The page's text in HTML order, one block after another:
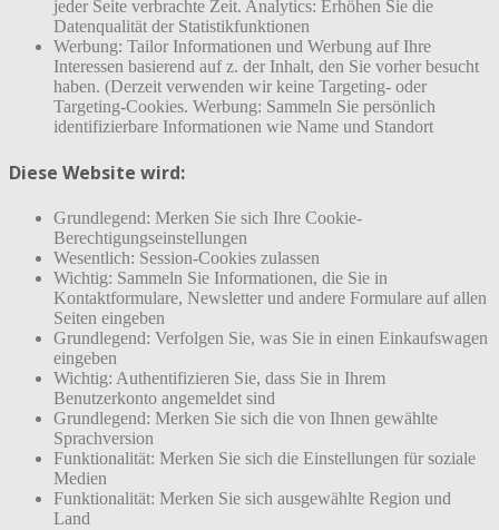
jeder Seite verbrachte Zeit. Analytics: Erhöhen Sie die
Datenqualität der Statistikfunktionen
Werbung: Tailor Informationen und Werbung auf Ihre
Interessen basierend auf z. der Inhalt, den Sie vorher besucht
haben. (Derzeit verwenden wir keine Targeting- oder
Targeting-Cookies. Werbung: Sammeln Sie persönlich
identifizierbare Informationen wie Name und Standort
Diese Website wird:
Grundlegend: Merken Sie sich Ihre Cookie-
Berechtigungseinstellungen
Wesentlich: Session-Cookies zulassen
Wichtig: Sammeln Sie Informationen, die Sie in
Kontaktformulare, Newsletter und andere Formulare auf allen
Seiten eingeben
Grundlegend: Verfolgen Sie, was Sie in einen Einkaufswagen
eingeben
Wichtig: Authentifizieren Sie, dass Sie in Ihrem
Benutzerkonto angemeldet sind
Grundlegend: Merken Sie sich die von Ihnen gewählte
Sprachversion
Funktionalität: Merken Sie sich die Einstellungen für soziale
Medien
Funktionalität: Merken Sie sich ausgewählte Region und
Land